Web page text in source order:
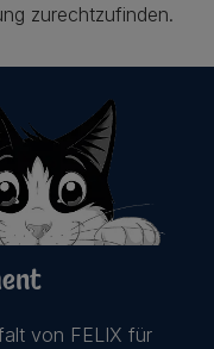
zurechtzufinden.
von FELIX für